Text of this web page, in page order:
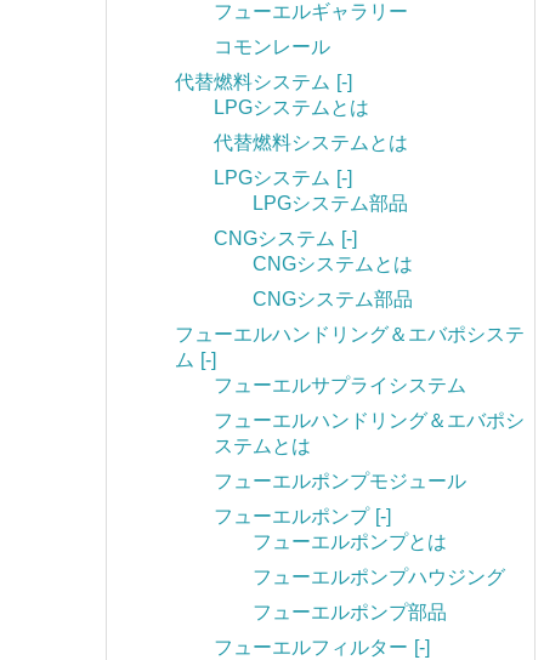
フューエルギャラリー
コモンレール
代替燃料システム [-]
LPGシステムとは
代替燃料システムとは
LPGシステム [-]
LPGシステム部品
CNGシステム [-]
CNGシステムとは
CNGシステム部品
フューエルハンドリング＆エバポシステ
ム [-]
フューエルサプライシステム
フューエルハンドリング＆エバポシ
ステムとは
フューエルポンプモジュール
フューエルポンプ [-]
フューエルポンプとは
フューエルポンプハウジング
フューエルポンプ部品
フューエルフィルター [-]